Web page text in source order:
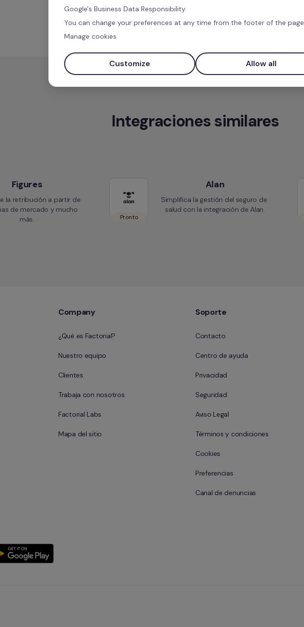
Integraciones similares
Figures
la retribución a partir de
de mercado y mucho
más.
Pronto
Alan
Simplifica la gestión del seguro de
salud con la integración de Alan.
Company
¿Qué es Factorial?
Nuestro equipo
Clientes
Trabaja con nosotros
Factorial Labs
Mapa del sitio
Soporte
Contacto
Centro de ayuda
Privacidad
Seguridad
Aviso Legal
Términos y condiciones
Cookies
Preferencias
Canal de denuncias
Google's Business Data Responsibility.
You can change your preferences at any time from the footer of the page.
Manage cookies
Customize Allow all